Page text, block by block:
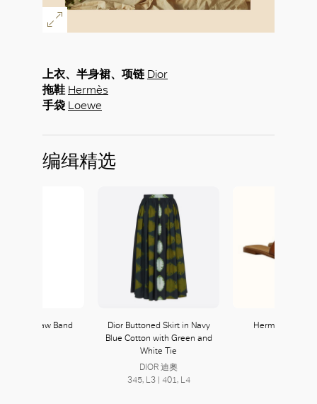
上衣、半身裙、项链 Dior
拖鞋 Hermès
手袋 Loewe
编缉精选
with Straw Band
Dior Buttoned Skirt in Navy
Blue Cotton with Green and
White Tie
DIOR 迪奧
345, L3 | 401, L4
Hermès Oran